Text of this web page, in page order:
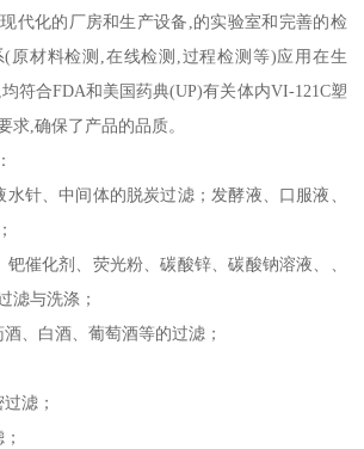
代化的厂房和生产设备,的实验室和完善的检
原材料检测,在线检测,过程检测等)应用在生
符合FDA和美国药典(UP)有关体内VI-121C塑
求,确保了产品的品质。
针、中间体的脱炭过滤；发酵液、口服液、
催化剂、荧光粉、碳酸锌、碳酸钠溶液、、
滤与洗涤；
、白酒、葡萄酒等的过滤；
滤；